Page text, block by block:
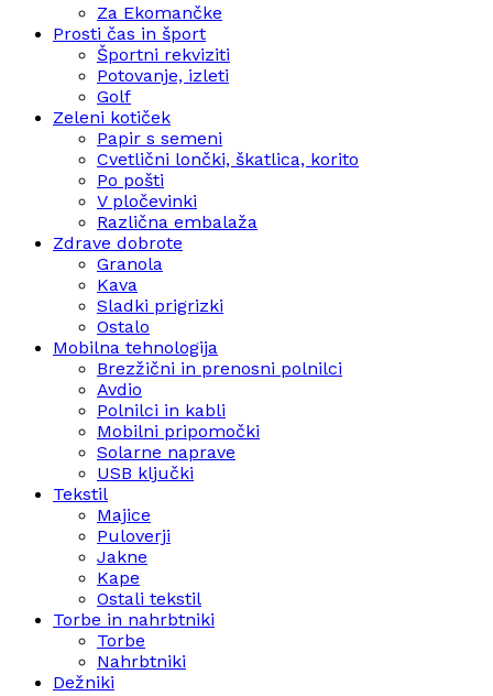
Za Ekomančke
Prosti čas in šport
Športni rekviziti
Potovanje, izleti
Golf
Zeleni kotiček
Papir s semeni
Cvetlični lončki, škatlica, korito
Po pošti
V pločevinki
Različna embalaža
Zdrave dobrote
Granola
Kava
Sladki prigrizki
Ostalo
Mobilna tehnologija
Brezžični in prenosni polnilci
Avdio
Polnilci in kabli
Mobilni pripomočki
Solarne naprave
USB ključki
Tekstil
Majice
Puloverji
Jakne
Kape
Ostali tekstil
Torbe in nahrbtniki
Torbe
Nahrbtniki
Dežniki